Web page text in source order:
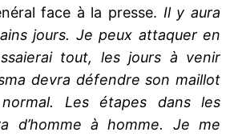
face à la presse. Il y aura
jours. Je peux attaquer en
tout, les jours à venir
devra défendre son maillot
Les étapes dans les
d’homme à homme. Je me